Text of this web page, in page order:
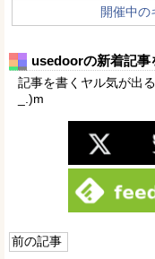
開催中の
usedoorの新着記事
記事を書くヤル気が出
_.)m
前の記事